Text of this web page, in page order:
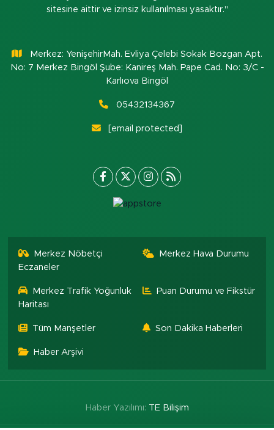
sitesine aittir ve izinsiz kullanılması yasaktır."
Merkez: YenişehirMah. Evliya Çelebi Sokak Bozgan Apt.
No: 7 Merkez Bingöl Şube: Kanireş Mah. Pape Cad. No: 3/C -
Karlıova Bingöl
05432134367
[email protected]
Merkez Nöbetçi
Eczaneler
Merkez Hava Durumu
Merkez Trafik Yoğunluk
Haritası
Puan Durumu ve Fikstür
Tüm Manşetler Son Dakika Haberleri
Haber Arşivi
Haber Yazılımı: TE Bilişim